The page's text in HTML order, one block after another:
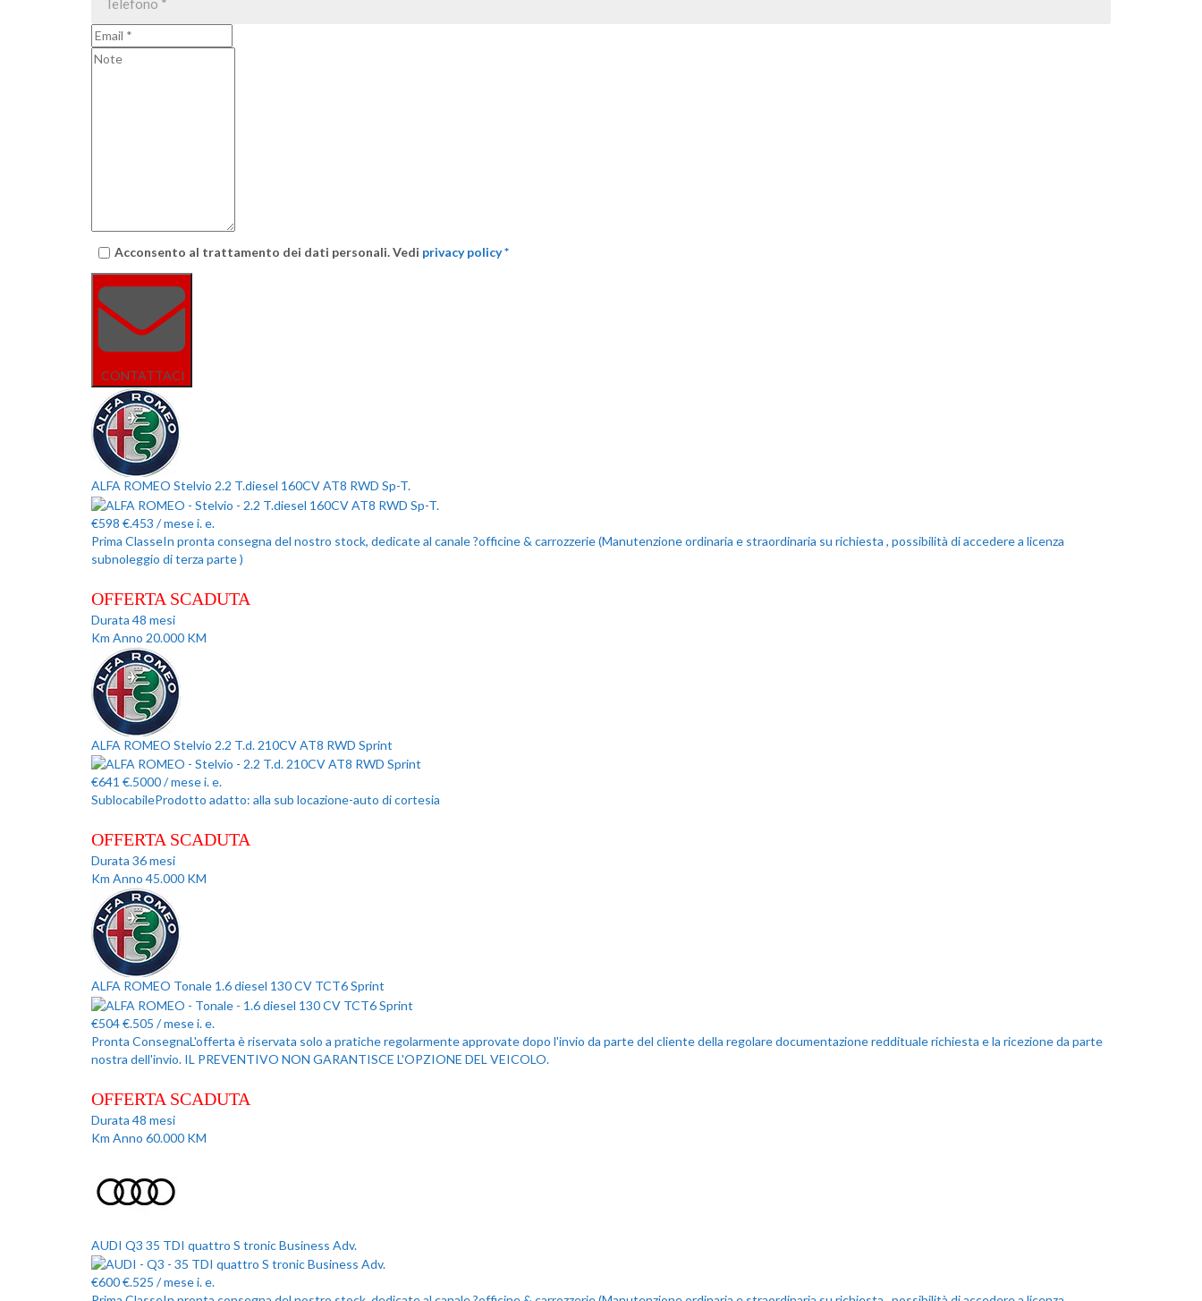
Acconsento al trattamento dei dati personali. Vedi privacy policy *
CONTATTACI
ALFA ROMEO Stelvio 2.2 T.diesel 160CV AT8 RWD Sp-T.
€598 €.453 / mesei. e.
Prima ClasseIn pronta consegna del nostro stock, dedicate al canale ?officine & carrozzerie (Manutenzione ordinaria e straordinaria su richiesta , possibilità di accedere a licenza
subnoleggio di terza parte )
OFFERTA SCADUTA
Durata 48 mesi
Km Anno 20.000 KM
ALFA ROMEO Stelvio 2.2 T.d. 210CV AT8 RWD Sprint
€641 €.5000/ mesei. e.
SublocabileProdotto adatto: alla sub locazione-auto di cortesia
OFFERTA SCADUTA
Durata 36mesi
Km Anno 45.000 KM
ALFA ROMEO Tonale 1.6 diesel 130 CV TCT6 Sprint
€504€.505 / mesei. e.
Pronta ConsegnaL'offerta è riservata solo a pratiche regolarmente approvate dopo l'invio da parte del cliente della regolare documentazione reddituale richiesta e la ricezione da parte
nostra dell'invio. IL PREVENTIVO NON GARANTISCE L'OPZIONE DEL VEICOLO.
OFFERTA SCADUTA
Durata 48 mesi
Km Anno 60.000 KM
AUDI Q3 35 TDI quattro S tronic Business Adv.
€600€.525 / mesei. e.